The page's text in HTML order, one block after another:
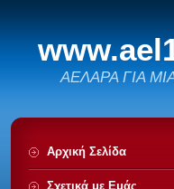
ΑΕΛΑΡΑ ΓΙΑ
Αρχική Σελίδα
Σχετικά με Eμάς